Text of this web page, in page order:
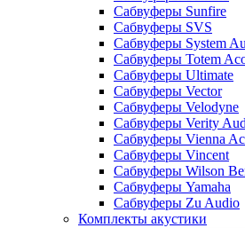
Сабвуферы Sunfire
Сабвуферы SVS
Сабвуферы System
Сабвуферы Totem
Сабвуферы Ultimate
Сабвуферы Vector
Сабвуферы Velodyne
Сабвуферы Verity
Сабвуферы Vienna
Сабвуферы Vincent
Сабвуферы Wilson
Сабвуферы Yamaha
Сабвуферы Zu Audio
Комплекты акустики